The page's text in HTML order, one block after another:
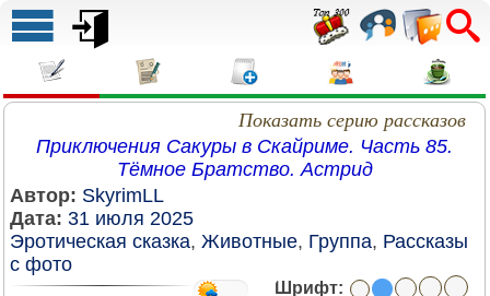
Показать серию рассказов
Приключения Сакуры в Скайриме. Часть 85.
Тёмное Братство. Астрид
Автор: SkyrimLL
Дата: 31 июля 2025
Эротическая сказка, Животные, Группа, Рассказы
с фото
Шрифт: